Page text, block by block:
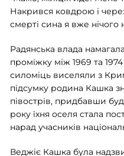
Накрився ковдрою і
смерті сина я вже нічого
Радянська влада
проміжку між 1969 та
силоміць виселяли з
підсумку родина Кашка
півострів, придбавши
року їхня оселя стала
нарад учасників
Веджіє Кашка була